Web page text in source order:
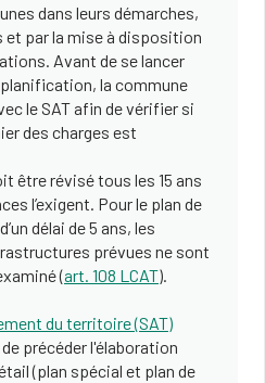
dans leurs démarches,
et par la mise à disposition
Avant de se lancer
planification, la commune
le SAT afin de vérifier si
des charges est
être révisé tous les 15 ans
l’exigent. Pour le plan de
délai de 5 ans, les
prévues ne sont
(art. 108 LCAT).
du territoire (SAT)
précéder l'élaboration
(plan spécial et plan de